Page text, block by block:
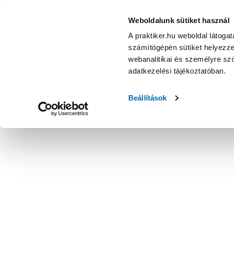
Weboldalunk sütiket használ
A praktiker.hu weboldal
számítógépén sütiket
webanalitikai és személyre
adatkezelési tájékoztatóban.
Beállítások